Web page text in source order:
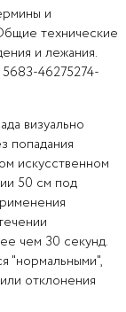
и
технические
и лежания.
46275274-
визуально
попадания
искусственном
50 см под
чем 30 секунд.
"нормальными",
отклонения